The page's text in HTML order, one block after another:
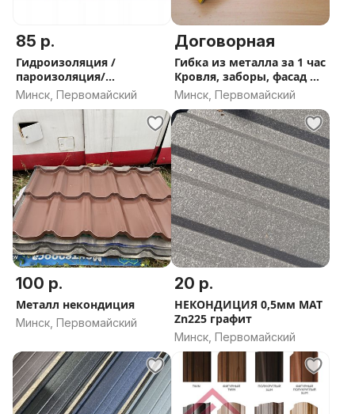
85 р.
Гидроизоляция /
пароизоляция/
мембраны/ пленки/
Акция
Минск, Первомайский
Договорная
Гибка из металла за 1 час
Кровля, заборы, фасад и
пр
Минск, Первомайский
100 р.
Металл некондиция
Минск, Первомайский
20 р.
НЕКОНДИЦИЯ 0,5мм МАТ
Zn225 графит
Минск, Первомайский